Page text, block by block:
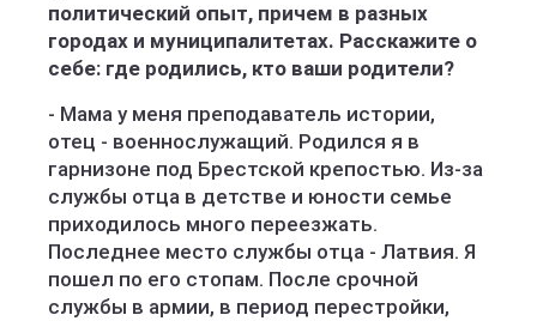
политический опыт, причем в разных
городах и муниципалитетах. Расскажите о
себе: где родились, кто ваши родители?
- Мама у меня преподаватель истории,
отец - военнослужащий. Родился я в
гарнизоне под Брестской крепостью. Из-за
службы отца в детстве и юности семье
приходилось много переезжать.
Последнее место службы отца - Латвия. Я
пошел по его стопам. После срочной
службы в армии, в период перестройки,